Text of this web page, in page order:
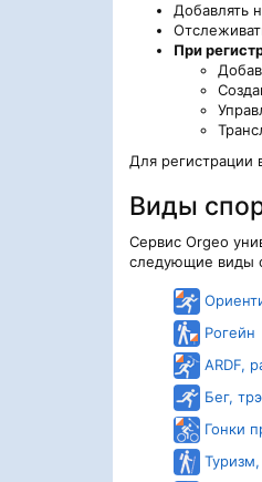
Добавлять
При
Для регистрации
Виды
Сервис Orgeo
следующие виды
Рогейн
ARDF,
Бег,
Гонки